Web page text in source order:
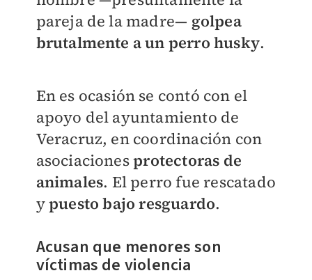
pareja de la madre— golpea
brutalmente a un perro husky.
En es ocasión se contó con el
apoyo del ayuntamiento de
Veracruz, en coordinación con
asociacionesprotectoras de
animales. El perro fue rescatado
ypuesto bajo resguardo.
Acusan que menores son
víctimas de violencia